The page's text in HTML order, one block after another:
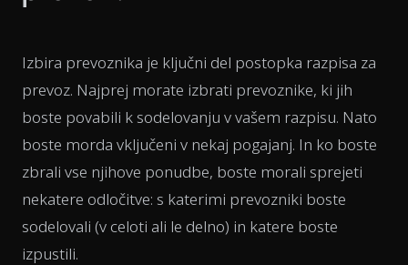
Izbira prevoznika je ključni del postopka razpisa za
prevoz. Najprej morate izbrati prevoznike, ki jih
boste povabili k sodelovanju v vašem razpisu. Nato
boste morda vključeni v nekaj pogajanj. In ko boste
zbrali vse njihove ponudbe, boste morali sprejeti
nekatere odločitve: s katerimi prevozniki boste
sodelovali (v celoti ali le delno) in katere boste
izpustili.